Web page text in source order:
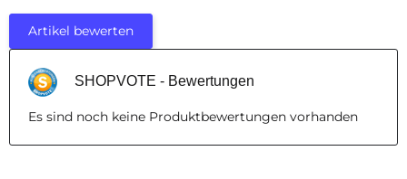
Artikel bewerten
SHOPVOTE - Bewertungen
Es sind noch keine Produktbewertungen vorhanden